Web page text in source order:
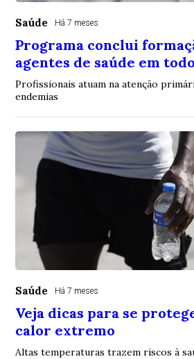
Saúde Há 7 meses
Programa conclui
agentes de saúde em
Profissionais atuam na atenção
endemias
Saúde Há 7 meses
Veja dicas para se
calor extremo
Altas temperaturas trazem riscos à